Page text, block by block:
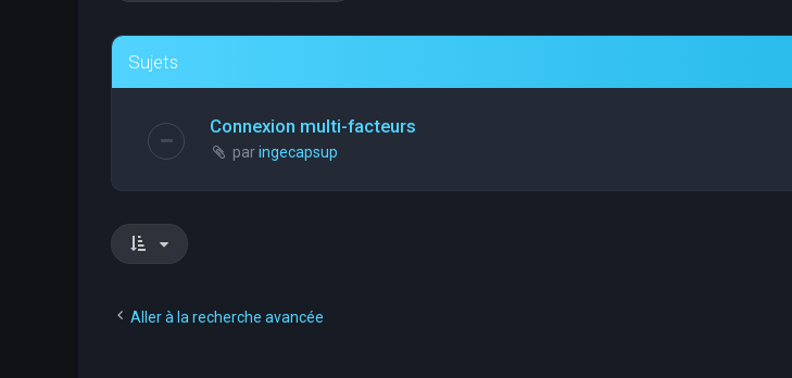
Sujets
Connexion multi-facteurs
paringecapsup
Aller à la recherche avancée